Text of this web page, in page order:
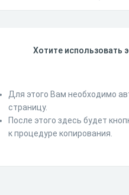
Хотите использовать
Для этого Вам необходимо
страницу.
После этого здесь будет
к процедуре копирования.